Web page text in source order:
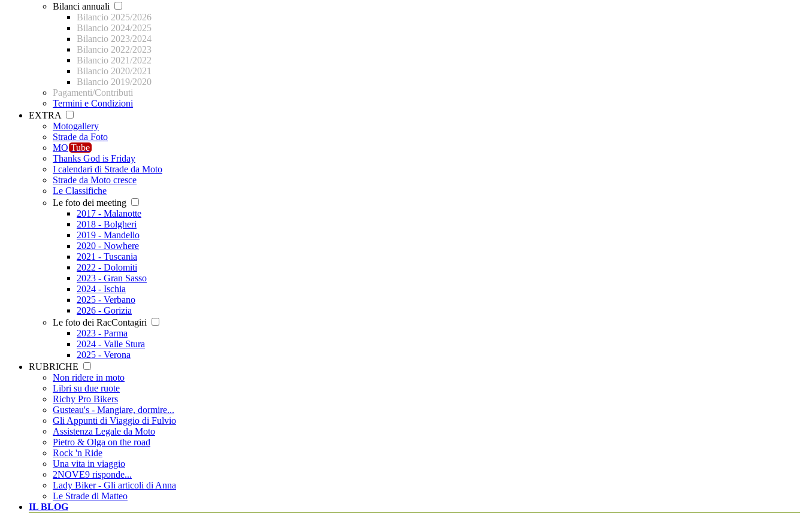
Bilanci annuali
Bilancio 2025/2026
Bilancio 2024/2025
Bilancio 2023/2024
Bilancio 2022/2023
Bilancio 2021/2022
Bilancio 2020/2021
Bilancio 2019/2020
Pagamenti/Contributi
Termini e Condizioni
EXTRA
Motogallery
Strade da Foto
MO Tube
Thanks God is Friday
I calendari di Strade da Moto
Strade da Moto cresce
Le Classifiche
Le foto dei meeting
2017 - Malanotte
2018 - Bolgheri
2019 - Mandello
2020 - Nowhere
2021 - Tuscania
2022 - Dolomiti
2023 - Gran Sasso
2024 - Ischia
2025 - Verbano
2026 - Gorizia
Le foto dei RacContagiri
2023 - Parma
2024 - Valle Stura
2025 - Verona
RUBRICHE
Non ridere in moto
Libri su due ruote
Richy Pro Bikers
Gusteau's - Mangiare, dormire...
Gli Appunti di Viaggio di Fulvio
Assistenza Legale da Moto
Pietro & Olga on the road
Rock 'n Ride
Una vita in viaggio
2NOVE9 risponde...
Lady Biker - Gli articoli di Anna
Le Strade di Matteo
IL BLOG